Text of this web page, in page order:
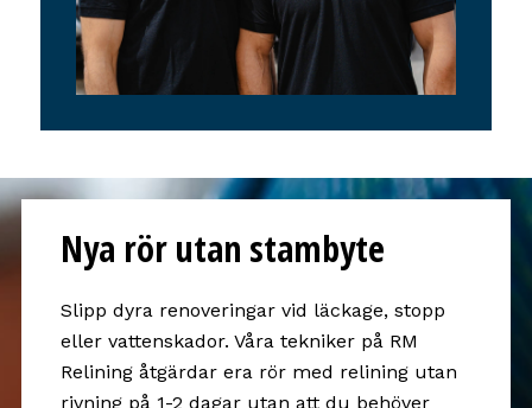
Nya rör utan stambyte
Slipp dyra renoveringar vid läckage, stopp
eller vattenskador. Våra tekniker på RM
Relining åtgärdar era rör med relining utan
rivning på 1-2 dagar utan att du behöver